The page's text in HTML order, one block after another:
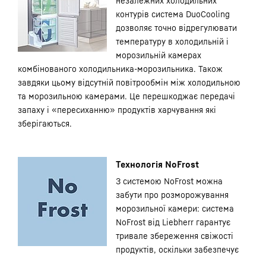
контурів система DuoCooling
дозволяє точно відрегулювати
температуру в холодильній і
морозильній камерах
комбінованого холодильника-морозильника. Також
завдяки цьому відсутній повітрообмін між холодильною
та морозильною камерами. Це перешкоджає передачі
запаху і «пересиханню» продуктів харчування які
зберігаються.
Технологія NoFrost
З системою NoFrost можна
забути про розморожування
морозильної камери: система
NoFrost від Liebherr гарантує
тривале збереження свіжості
продуктів, оскільки забезпечує